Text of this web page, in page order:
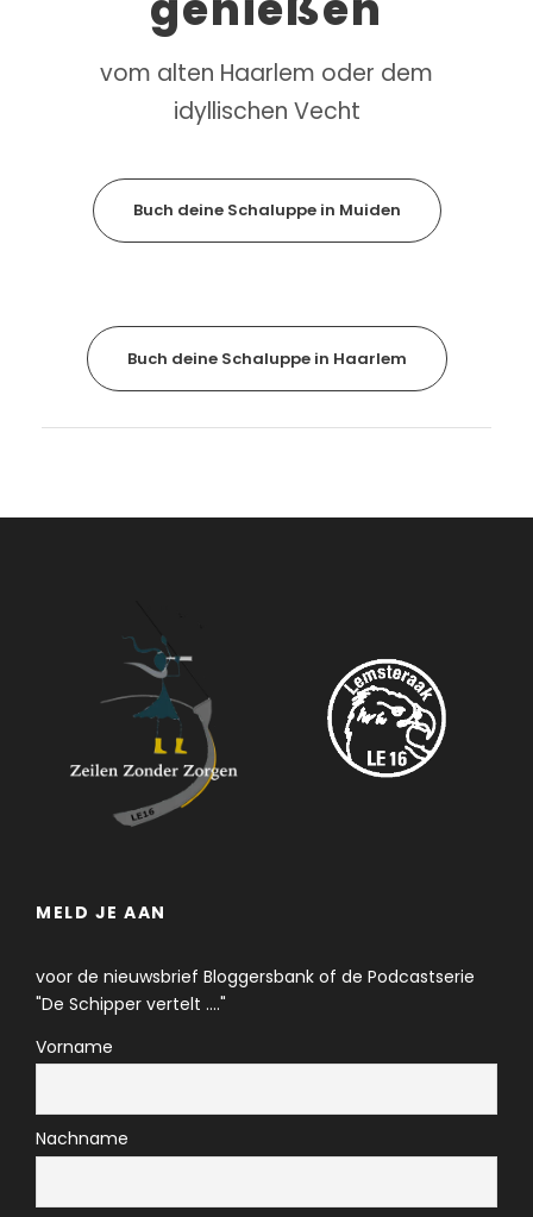
vom alten Haarlem oder dem
idyllischen Vecht
Buch deine Schaluppe in Muiden
Buch deine Schaluppe in Haarlem
MELD JE AAN
voor de nieuwsbrief Bloggersbank of de Podcastserie
"De Schipper vertelt ...."
Vorname
Nachname